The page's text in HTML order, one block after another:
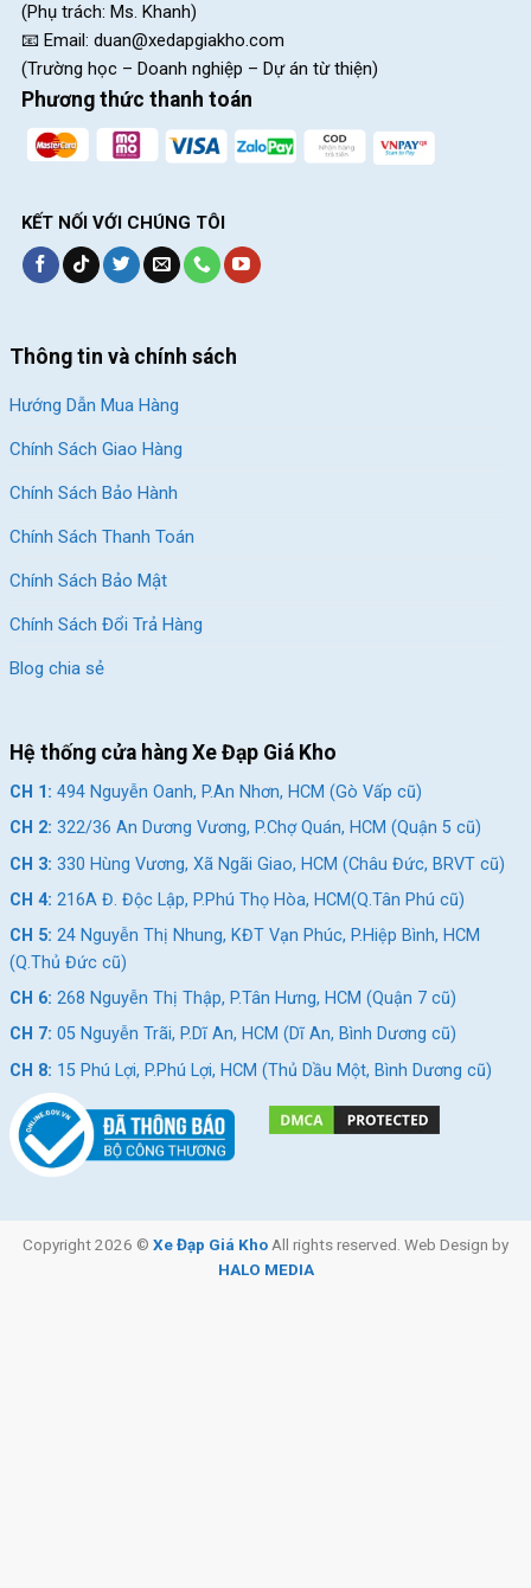
(Phụ trách: Ms. Khanh)
📧 Email: duan@xedapgiakho.com
(Trường học – Doanh nghiệp – Dự án từ thiện)
Phương thức thanh toán
KẾT NỐI VỚI CHÚNG TÔI
Thông tin và chính sách
Hướng Dẫn Mua Hàng
Chính Sách Giao Hàng
Chính Sách Bảo Hành
Chính Sách Thanh Toán
Chính Sách Bảo Mật
Chính Sách Đổi Trả Hàng
Blog chia sẻ
Hệ thống cửa hàng Xe Đạp Giá Kho
CH 1: 494 Nguyễn Oanh, P.An Nhơn, HCM (Gò Vấp cũ)
CH 2: 322/36 An Dương Vương, P.Chợ Quán, HCM (Quận 5 cũ)
CH 3: 330 Hùng Vương, Xã Ngãi Giao, HCM (Châu Đức, BRVT cũ)
CH 4: 216A Đ. Độc Lập, P.Phú Thọ Hòa, HCM(Q.Tân Phú cũ)
CH 5: 24 Nguyễn Thị Nhung, KĐT Vạn Phúc, P.Hiệp Bình, HCM
(Q.Thủ Đức cũ)
CH 6: 268 Nguyễn Thị Thập, P.Tân Hưng, HCM (Quận 7 cũ)
CH 7: 05 Nguyễn Trãi, P.Dĩ An, HCM (Dĩ An, Bình Dương cũ)
CH 8: 15 Phú Lợi, P.Phú Lợi, HCM (Thủ Dầu Một, Bình Dương cũ)
Copyright 2026 © Xe Đạp Giá Kho All rights reserved. Web Design by
HALO MEDIA